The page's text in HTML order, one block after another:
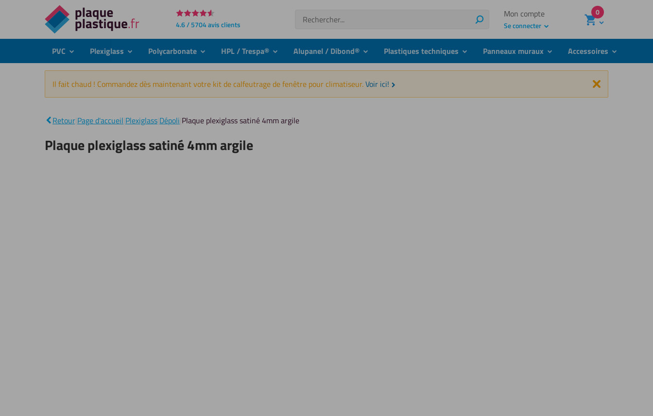
Directement
au
contenu
4.6 / 5704 avis clients
Recherche
Rechercher
Mon compte
Se connecter
0
PVC submenuPlexiglass submenuPolycarbonate submenuHPL / Trespa® submenuAlupanel / Dibond® submenuPlastiques techniques submenuPanneaux muraux submenuAccessoires submenu
Il fait chaud ! Commandez dès maintenant votre kit de calfeutrage de fenêtre pour climatiseur.Voir ici! Fermer
Retour Page d'accueil Plexiglass Dépoli Plaque plexiglass satiné 4mm argile
Plaque plexiglass satiné 4mm argile